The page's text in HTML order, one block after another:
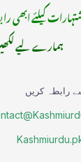
کیلئے ابھی
ہمارے لیے
رابطہ کریں